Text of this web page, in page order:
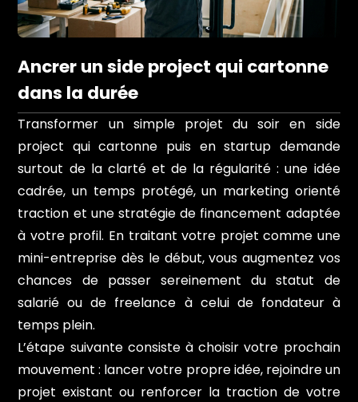
Ancrer un side project qui cartonne
dans la durée
Transformer un simple projet du soir en side
project qui cartonne puis en startup demande
surtout de la clarté et de la régularité : une idée
cadrée, un temps protégé, un marketing orienté
traction et une stratégie de financement adaptée
à votre profil. En traitant votre projet comme une
mini-entreprise dès le début, vous augmentez vos
chances de passer sereinement du statut de
salarié ou de freelance à celui de fondateur à
temps plein.
L’étape suivante consiste à choisir votre prochain
mouvement : lancer votre propre idée, rejoindre un
projet existant ou renforcer la traction de votre